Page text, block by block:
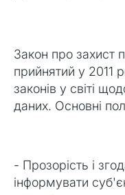
Закон про захист
прийнятий у 2011
законів у світі
даних. Основні
- Прозорість і
інформувати